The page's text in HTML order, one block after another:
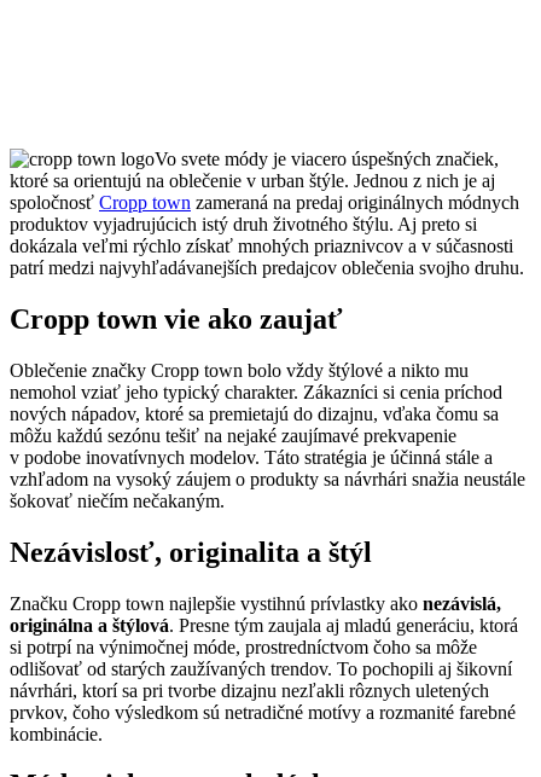
Vo svete módy je viacero úspešných značiek,
ktoré sa orientujú na oblečenie v urban štýle. Jednou z nich je aj
spoločnosť Cropp town zameraná na predaj originálnych módnych
produktov vyjadrujúcich istý druh životného štýlu. Aj preto si
dokázala veľmi rýchlo získať mnohých priaznivcov a v súčasnosti
patrí medzi najvyhľadávanejších predajcov oblečenia svojho druhu.
Cropp town vie ako zaujať
Oblečenie značky Cropp town bolo vždy štýlové a nikto mu
nemohol vziať jeho typický charakter. Zákazníci si cenia príchod
nových nápadov, ktoré sa premietajú do dizajnu, vďaka čomu sa
môžu každú sezónu tešiť na nejaké zaujímavé prekvapenie
v podobe inovatívnych modelov. Táto stratégia je účinná stále a
vzhľadom na vysoký záujem o produkty sa návrhári snažia neustále
šokovať niečím nečakaným.
Nezávislosť, originalita a štýl
Značku Cropp town najlepšie vystihnú prívlastky ako nezávislá,
originálna a štýlová. Presne tým zaujala aj mladú generáciu, ktorá
si potrpí na výnimočnej móde, prostredníctvom čoho sa môže
odlišovať od starých zaužívaných trendov. To pochopili aj šikovní
návrhári, ktorí sa pri tvorbe dizajnu nezľakli rôznych uletených
prvkov, čoho výsledkom sú netradičné motívy a rozmanité farebné
kombinácie.